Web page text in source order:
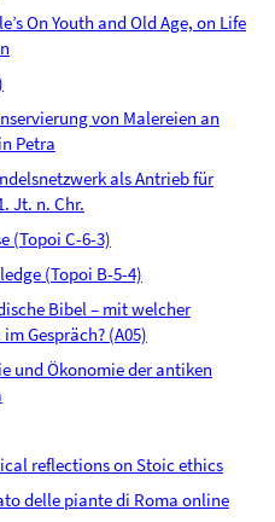
On Youth and Old Age, on Life
von Malereien an
Petra
als Antrieb für
Jt. n. Chr.
(Topoi C-6-3)
(Topoi B-5-4)
Bibel – mit welcher
Gespräch? (A05)
und Ökonomie der antiken
reflections on Stoic ethics
delle piante di Roma online